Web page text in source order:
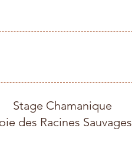
Stage Chamanique
des Racines Sauvages